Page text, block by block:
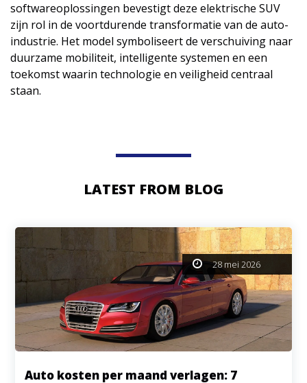
softwareoplossingen bevestigt deze elektrische SUV
zijn rol in de voortdurende transformatie van de auto-
industrie. Het model symboliseert de verschuiving naar
duurzame mobiliteit, intelligente systemen en een
toekomst waarin technologie en veiligheid centraal
staan.
LATEST FROM BLOG
28 mei 2026
Auto kosten per maand verlagen: 7